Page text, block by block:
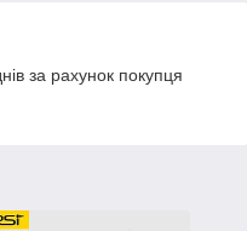
за рахунок покупця